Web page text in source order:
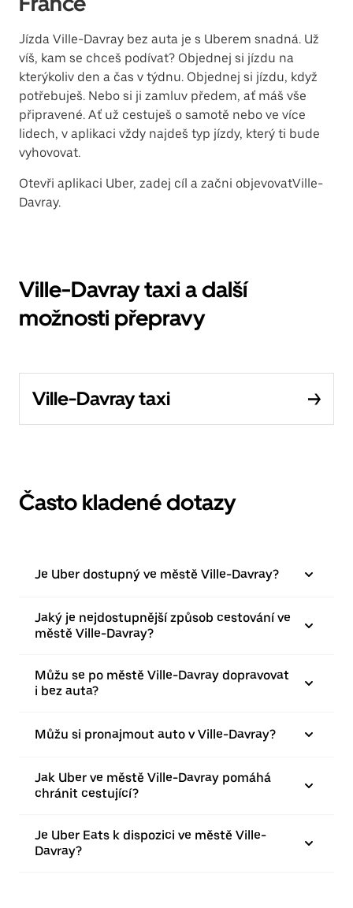
Jízda Ville-Davray bez auta je s Uberem snadná. Už
víš, kam se chceš podívat? Objednej si jízdu na
kterýkoliv den a čas v týdnu. Objednej si jízdu, když
potřebuješ. Nebo si ji zamluv předem, ať máš vše
připravené. Ať už cestuješ o samotě nebo ve více
lidech, v aplikaci vždy najdeš typ jízdy, který ti bude
vyhovovat.
Otevři aplikaci Uber, zadej cíl a začni objevovatVille-
Davray.
Ville-Davray taxi a další
možnosti přepravy
Ville-Davray taxi
Často kladené dotazy
Je Uber dostupný ve městě Ville-Davray?
Jaký je nejdostupnější způsob cestování ve
městě Ville-Davray?
Můžu se po městě Ville-Davray dopravovat
i bez auta?
Můžu si pronajmout auto v Ville-Davray?
Jak Uber ve městě Ville-Davray pomáhá
chránit cestující?
Je Uber Eats k dispozici ve městě Ville-
Davray?